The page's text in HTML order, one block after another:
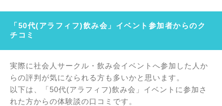
「50代(アラフィフ)飲み会」イベント参加者からのク
チコミ
実際に社会人サークル・飲み会イベントへ参加した人か
らの評判が気になられる方も多いかと思います。
以下は、「50代(アラフィフ)飲み会」イベントに参加さ
れた方からの体験談の口コミです。